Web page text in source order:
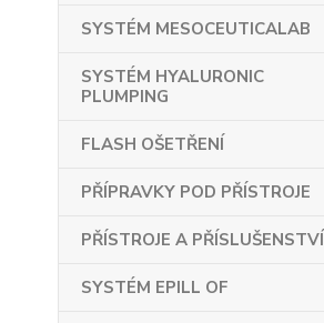
SYSTÉM MESOCEUTICALAB
SYSTÉM HYALURONIC
PLUMPING
FLASH OŠETŘENÍ
PŘÍPRAVKY POD PŘÍSTROJE
PŘÍSTROJE A PŘÍSLUŠENSTVÍ
SYSTÉM EPILL OF